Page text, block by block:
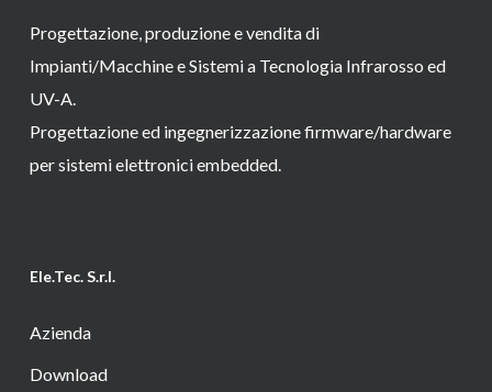
Progettazione, produzione e vendita di
Impianti/Macchine e Sistemi a Tecnologia Infrarosso ed
UV-A.
Progettazione ed ingegnerizzazione firmware/hardware
per sistemi elettronici embedded.
Ele.Tec. S.r.l.
Azienda
Download